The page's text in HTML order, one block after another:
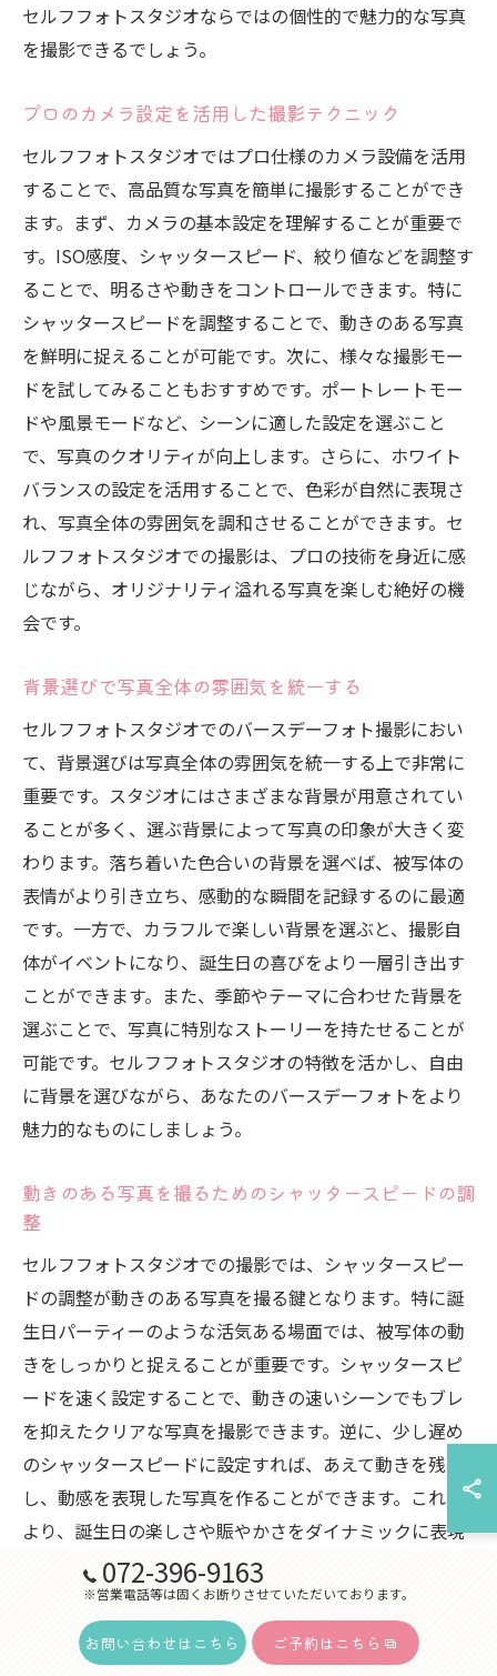
セルフフォトスタジオならではの個性的で魅力的な写真
を撮影できるでしょう。
プロのカメラ設定を活用した撮影テクニック
セルフフォトスタジオではプロ仕様のカメラ設備を活用
することで、高品質な写真を簡単に撮影することができ
ます。まず、カメラの基本設定を理解することが重要で
す。ISO感度、シャッタースピード、絞り値などを調整す
ることで、明るさや動きをコントロールできます。特に
シャッタースピードを調整することで、動きのある写真
を鮮明に捉えることが可能です。次に、様々な撮影モー
ドを試してみることもおすすめです。ポートレートモー
ドや風景モードなど、シーンに適した設定を選ぶこと
で、写真のクオリティが向上します。さらに、ホワイト
バランスの設定を活用することで、色彩が自然に表現さ
れ、写真全体の雰囲気を調和させることができます。セ
ルフフォトスタジオでの撮影は、プロの技術を身近に感
じながら、オリジナリティ溢れる写真を楽しむ絶好の機
会です。
背景選びで写真全体の雰囲気を統一する
セルフフォトスタジオでのバースデーフォト撮影におい
て、背景選びは写真全体の雰囲気を統一する上で非常に
重要です。スタジオにはさまざまな背景が用意されてい
ることが多く、選ぶ背景によって写真の印象が大きく変
わります。落ち着いた色合いの背景を選べば、被写体の
表情がより引き立ち、感動的な瞬間を記録するのに最適
です。一方で、カラフルで楽しい背景を選ぶと、撮影自
体がイベントになり、誕生日の喜びをより一層引き出す
ことができます。また、季節やテーマに合わせた背景を
選ぶことで、写真に特別なストーリーを持たせることが
可能です。セルフフォトスタジオの特徴を活かし、自由
に背景を選びながら、あなたのバースデーフォトをより
魅力的なものにしましょう。
動きのある写真を撮るためのシャッタースピードの調
整
セルフフォトスタジオでの撮影では、シャッタースピー
ドの調整が動きのある写真を撮る鍵となります。特に誕
生日パーティーのような活気ある場面では、被写体の動
きをしっかりと捉えることが重要です。シャッタースピ
ードを速く設定することで、動きの速いシーンでもブレ
を抑えたクリアな写真を撮影できます。逆に、少し遅め
のシャッタースピードに設定すれば、あえて動きを残
し、動感を表現した写真を作ることができます。これに
より、誕生日の楽しさや賑やかさをダイナミックに表現
することが可能です。セルフフォトスタジオのプロ仕様
の機材を使えば、初心者でも簡単にシャッタースピード
を調整し、動きのある素敵な写真を撮影できるでしょ
う。これらのテクニックを駆使して、特別なバースデー
072-396-9163
※営業電話等は固くお断りさせていただいております。
お問い合わせはこちら ご予約はこちら